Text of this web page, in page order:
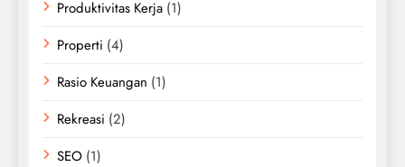
Produktivitas Kerja (1)
Properti (4)
Rasio Keuangan (1)
Rekreasi (2)
SEO (1)